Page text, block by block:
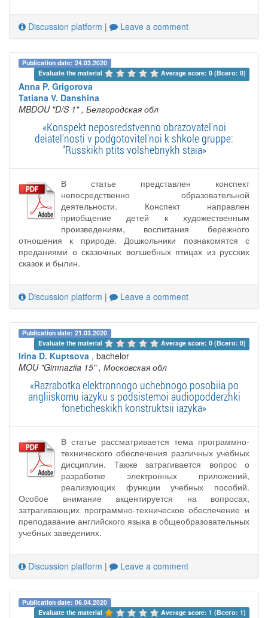
Discussion platform | Leave a comment
Publication date: 24.03.2020
Evaluate the material
Average score: 0 (Всего: 0)
Anna P. Grigorova
Tatiana V. Danshina
MBDOU "D/S 1" , Белгородская обл
«Konspekt neposredstvenno obrazovatel'noi
deiatel'nosti v podgotovitel'noi k shkole gruppe:
"Russkikh ptits volshebnykh staia»
В статье представлен конспект
непосредственно образовательной
деятельности. Конспект направлен
приобщение детей к художественным
произведениям, воспитания бережного
отношения к природе. Дошкольники познакомятся с
преданиями о сказочных волшебных птицах из русских
сказок и былин.
Discussion platform | Leave a comment
Publication date: 21.03.2020
Evaluate the material
Average score: 0 (Всего: 0)
Irina D. Kuptsova , bachelor
MOU "Gimnaziia 15" , Московская обл
«Razrabotka elektronnogo uchebnogo posobiia po
angliiskomu iazyku s podsistemoi audiopodderzhki
foneticheskikh konstruktsii iazyka»
В статье рассматривается тема программно-
технического обеспечения различных учебных
дисциплин. Также затрагивается вопрос о
разработке электронных приложений,
реализующих функции учебных пособий.
Особое внимание акцентируется на вопросах,
затрагивающих программно-техническое обеспечение и
преподавание английского языка в общеобразовательных
учебных заведениях.
Discussion platform | Leave a comment
Publication date: 06.04.2020
Evaluate the material
Average score: 1 (Всего: 1)